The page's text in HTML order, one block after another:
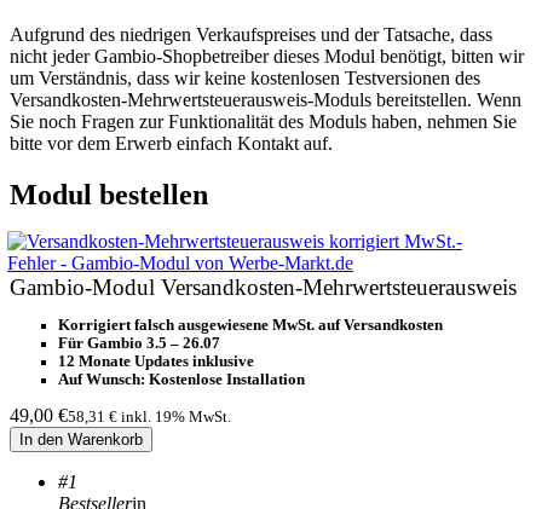
Aufgrund des niedrigen Verkaufspreises und der Tatsache, dass
nicht jeder Gambio-Shopbetreiber dieses Modul benötigt, bitten wir
um Verständnis, dass wir keine kostenlosen Testversionen des
Versandkosten-Mehrwertsteuerausweis-Moduls bereitstellen. Wenn
Sie noch Fragen zur Funktionalität des Moduls haben, nehmen Sie
bitte vor dem Erwerb einfach Kontakt auf.
Modul bestellen
Gambio-Modul Versandkosten-Mehrwertsteuerausweis
Korrigiert falsch ausgewiesene MwSt. auf Versandkosten
Für Gambio 3.5 – 26.07
12 Monate Updates inklusive
Auf Wunsch: Kostenlose Installation
49,00 €58,31 € inkl. 19% MwSt.
In den Warenkorb
#1
Bestsellerin